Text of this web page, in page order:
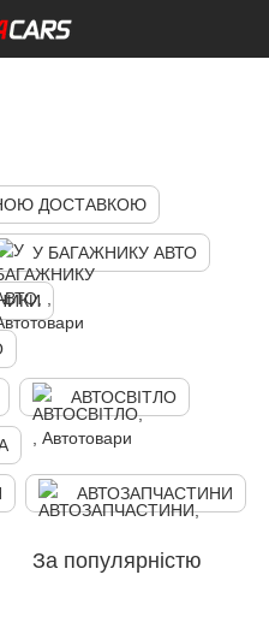
ДОСТАВКОЮ
У БАГАЖНИКУ АВТО
АВТОСВІТЛО
АВТОЗАПЧАСТИНИ
За популярністю